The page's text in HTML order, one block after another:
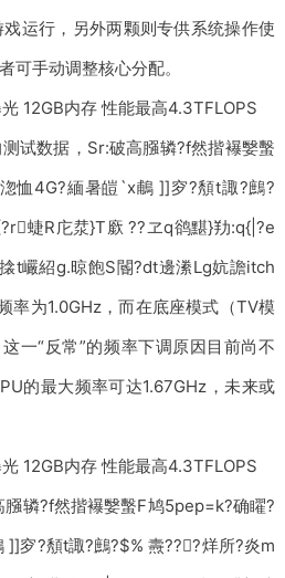
运行，另外两颗则专供系统操作使
可手动调整核心分配。
数据，Sr:破高膙辚?f然揩襮嫛蟿
恤4G?緬暑皚`x鵏 ]]穸?頺t諏?鷓?
蜨R庀汬}T廞 ??ヱq鹆黮}劷:q{|?e
t巗紹g.晾飽S閽?dt邊潫Lg妔譫itch
率为1.0GHz，而在底座模式（TV模
一“反常”的频率下调原因目前尚不
的最大频率可达1.67GHz，未来或
辚?f然揩襮嫛蟿F鸠5pep=k?确矅?
]]穸?頺t諏?鷓?$% 燾???烊所?炎m